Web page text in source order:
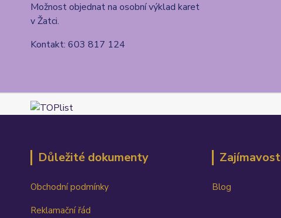
Možnost objednat na osobní výklad karet
v Žatci.
Kontakt: 603 817 124
Důležité dokumenty
Obchodní podmínky
Reklamační řád
Blog